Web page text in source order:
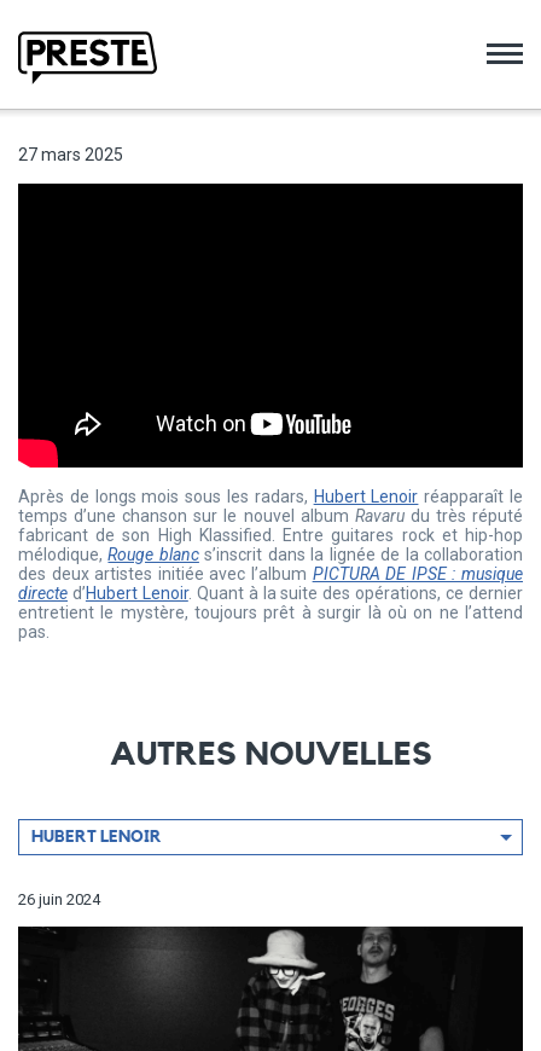
27 mars 2025
Après de longs mois sous les radars, Hubert Lenoir réapparaît le
temps d’une chanson sur le nouvel album Ravarudu très réputé
fabricant de son High Klassified. Entre guitares rock et hip-hop
mélodique,Rouge blancs’inscrit dans la lignée de la collaboration
des deux artistes initiée avec l’album PICTURA DE IPSE : musique
directe d’Hubert Lenoir. Quant à la suite des opérations, ce dernier
entretient le mystère, toujours prêt à surgir là où on ne l’attend
pas.
AUTRES NOUVELLES
Filtrer
par
HUBERT LENOIR
26 juin 2024